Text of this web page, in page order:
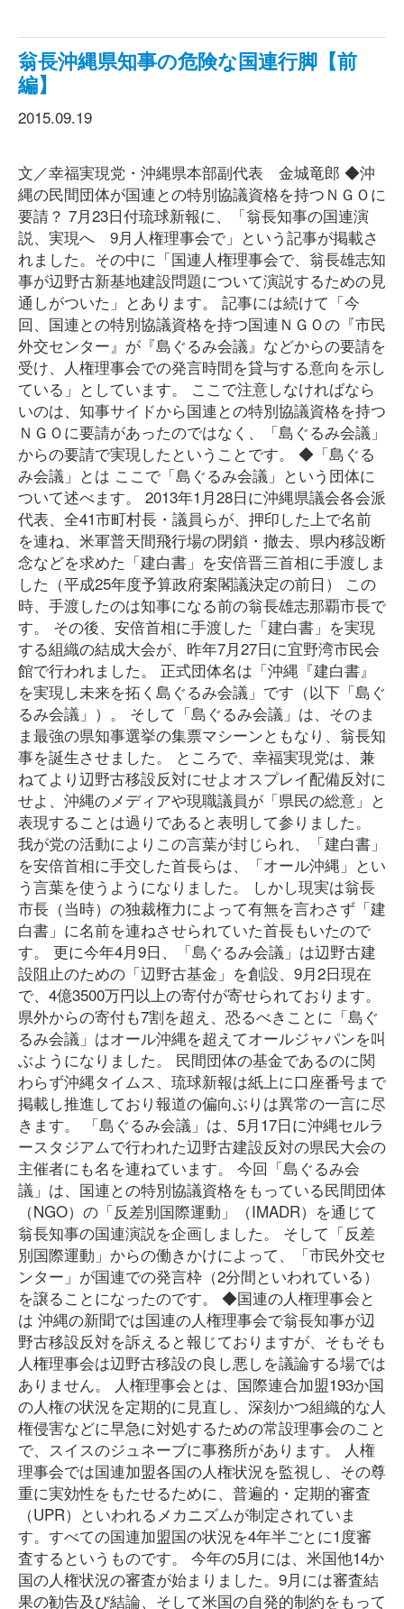
翁長沖縄県知事の危険な国連行脚【前
編】
2015.09.19
文／幸福実現党・沖縄県本部副代表 金城竜郎 ◆沖
縄の民間団体が国連との特別協議資格を持つＮＧＯに
要請？ 7月23日付琉球新報に、「翁長知事の国連演
説、実現へ 9月人権理事会で」という記事が掲載さ
れました。その中に「国連人権理事会で、翁長雄志知
事が辺野古新基地建設問題について演説するための見
通しがついた」とあります。 記事には続けて「今
回、国連との特別協議資格を持つ国連ＮＧＯの『市民
外交センター』が『島ぐるみ会議』などからの要請を
受け、人権理事会での発言時間を貸与する意向を示し
ている」としています。 ここで注意しなければなら
いのは、知事サイドから国連との特別協議資格を持つ
ＮＧＯに要請があったのではなく、「島ぐるみ会議」
からの要請で実現したということです。 ◆「島ぐる
み会議」とは ここで「島ぐるみ会議」という団体に
ついて述べます。 2013年1月28日に沖縄県議会各会派
代表、全41市町村長・議員らが、押印した上で名前
を連ね、米軍普天間飛行場の閉鎖・撤去、県内移設断
念などを求めた「建白書」を安倍晋三首相に手渡しま
した（平成25年度予算政府案閣議決定の前日） この
時、手渡したのは知事になる前の翁長雄志那覇市長で
す。 その後、安倍首相に手渡した「建白書」を実現
する組織の結成大会が、昨年7月27日に宜野湾市民会
館で行われました。 正式団体名は「沖縄『建白書』
を実現し未来を拓く島ぐるみ会議」です（以下「島ぐ
るみ会議」）。 そして「島ぐるみ会議」は、そのま
ま最強の県知事選挙の集票マシーンともなり、翁長知
事を誕生させました。 ところで、幸福実現党は、兼
ねてより辺野古移設反対にせよオスプレイ配備反対に
せよ、沖縄のメディアや現職議員が「県民の総意」と
表現することは過りであると表明して参りました。
我が党の活動によりこの言葉が封じられ、「建白書」
を安倍首相に手交した首長らは、「オール沖縄」とい
う言葉を使うようになりました。 しかし現実は翁長
市長（当時）の独裁権力によって有無を言わさず「建
白書」に名前を連ねさせられていた首長もいたので
す。 更に今年4月9日、「島ぐるみ会議」は辺野古建
設阻止のための「辺野古基金」を創設、9月2日現在
で、4億3500万円以上の寄付が寄せられております。
県外からの寄付も7割を超え、恐るべきことに「島ぐ
るみ会議」はオール沖縄を超えてオールジャパンを叫
ぶようになりました。 民間団体の基金であるのに関
わらず沖縄タイムス、琉球新報は紙上に口座番号まで
掲載し推進しており報道の偏向ぶりは異常の一言に尽
きます。 「島ぐるみ会議」は、5月17日に沖縄セルラ
ースタジアムで行われた辺野古建設反対の県民大会の
主催者にも名を連ねています。 今回「島ぐるみ会
議」は、国連との特別協議資格をもっている民間団体
（NGO）の「反差別国際運動」（IMADR）を通じて
翁長知事の国連演説を企画しました。 そして「反差
別国際運動」からの働きかけによって、「市民外交セ
ンター」が国連での発言枠（2分間といわれている）
を譲ることになったのです。 ◆国連の人権理事会と
は 沖縄の新聞では国連の人権理事会で翁長知事が辺
野古移設反対を訴えると報じておりますが、そもそも
人権理事会は辺野古移設の良し悪しを議論する場では
ありません。 人権理事会とは、国際連合加盟193か国
の人権の状況を定期的に見直し、深刻かつ組織的な人
権侵害などに早急に対処するための常設理事会のこと
で、スイスのジュネーブに事務所があります。 人権
理事会では国連加盟各国の人権状況を監視し、その尊
重に実効性をもたせるために、普遍的・定期的審査
（UPR）といわれるメカニズムが制定されていま
す。すべての国連加盟国の状況を4年半ごとに1度審
査するというものです。 今年の5月には、米国他14か
国の人権状況の審査が始まりました。9月には審査結
果の勧告及び結論、そして米国の自発的制約をもって